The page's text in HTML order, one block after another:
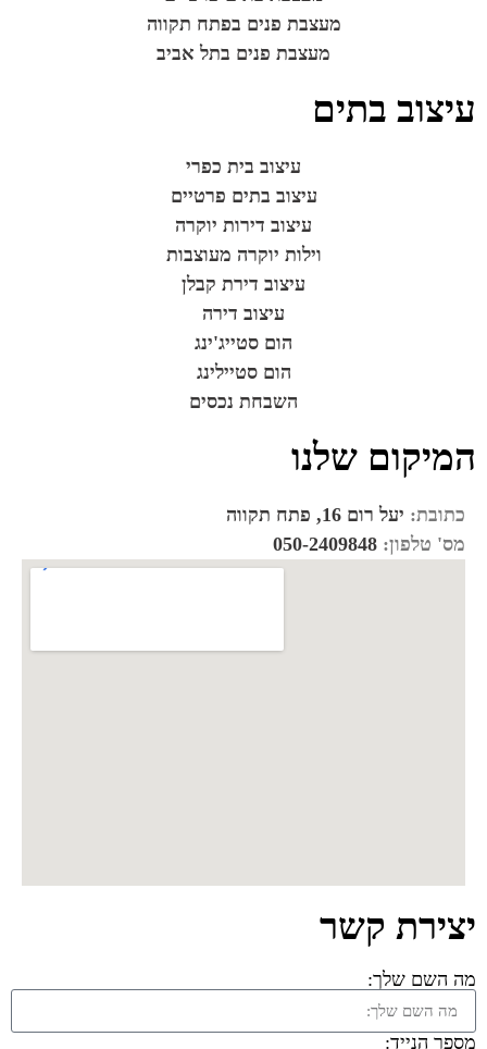
מעצבת פנים בפתח תקווה
מעצבת פנים בתל אביב
עיצוב בתים
עיצוב בית כפרי
עיצוב בתים פרטיים
עיצוב דירות יוקרה
וילות יוקרה מעוצבות
עיצוב דירת קבלן
עיצוב דירה
הום סטייג'ינג
הום סטיילינג
השבחת נכסים
המיקום שלנו
כתובת: יעל רום 16, פתח תקווה
מס' טלפון: 050-2409848
יצירת קשר
מה השם שלך:
מספר הנייד: